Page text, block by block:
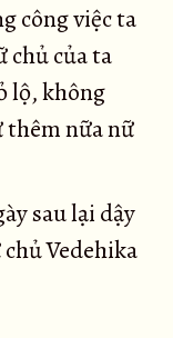
công việc ta
chủ của ta
lộ, không
thêm nữa nữ
sau lại dậy
Vedehika